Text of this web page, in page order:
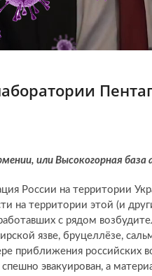
или Высокогорная база
России на территории
на территории этой (и
с рядом
язве, бруцеллёзе,
приближения российских
эвакуирован, а